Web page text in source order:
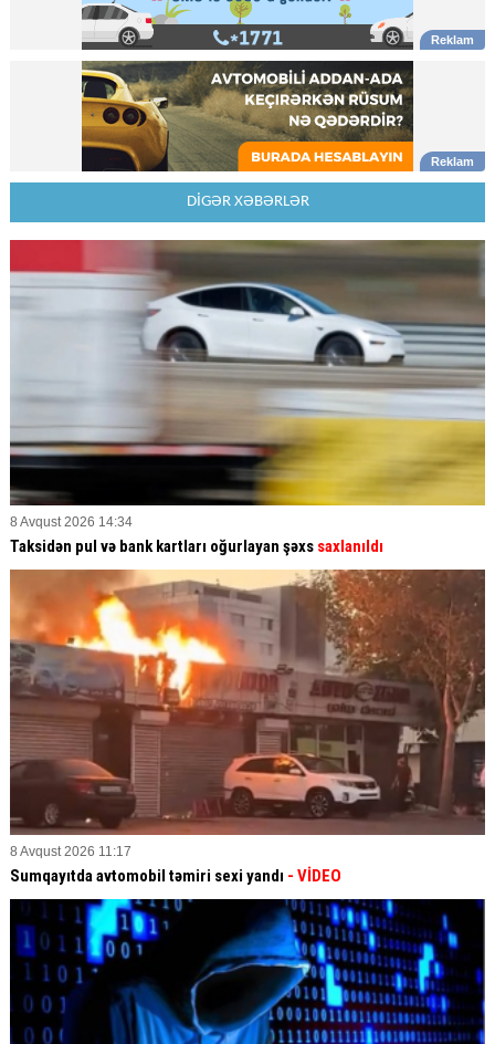
DİGƏR XƏBƏRLƏR
8 Avqust 2026 14:34
Taksidən pul və bank kartları oğurlayan şəxs saxlanıldı
8 Avqust 2026 11:17
Sumqayıtda avtomobil təmiri sexi yandı - VİDEO